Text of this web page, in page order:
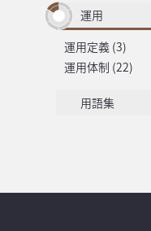
運用
運用定義 (3)
運用体制 (22)
用語集